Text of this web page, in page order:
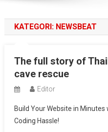
KATEGORI: NEWSBEAT
The full story of
cave rescue
Editor
Build Your Website in
Coding Hassle!